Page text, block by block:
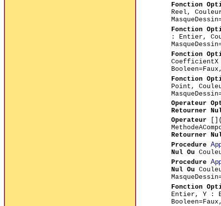
Fonction
Reel,
Fonction
: Entier,
Fonction
Fonction
Point,
Operateur
Retourner
Operateur
Retourner
Procedure
Nul Ou
Procedure
Nul Ou
Fonction
Entier, Y :